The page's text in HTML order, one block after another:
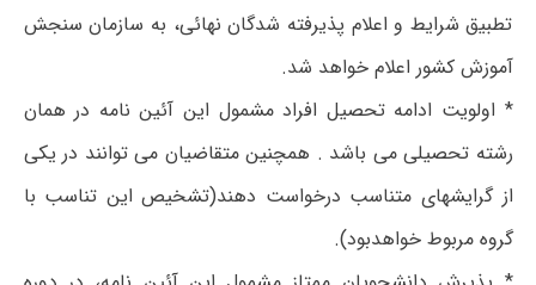
تطبیق شرایط و اعلام پذیرفته شدگان نهائی، به سازمان سنجش
آموزش کشور اعلام خواهد شد.
* اولویت ادامه تحصیل افراد مشمول این آئین نامه در همان
رشته تحصیلی می باشد . همچنین متقاضیان می توانند در یکی
از گرایشهای متناسب درخواست دهند(تشخیص این تناسب با
گروه مربوط خواهدبود).